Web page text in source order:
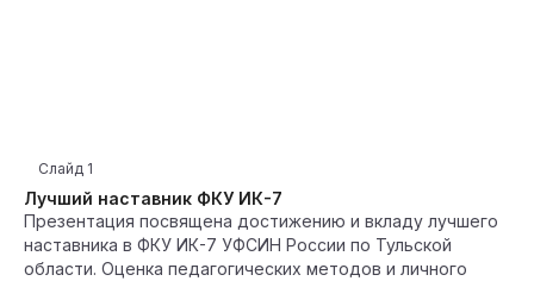
Лучший наставник ФКУ ИК-7
Слайд 1
Презентация посвящена достижению и вкладу лучшего
наставника в ФКУ ИК-7 УФСИН России по Тульской
области. Оценка педагогических методов и личного